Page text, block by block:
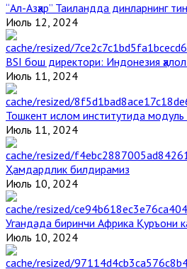
“Ал-Азҳар” Таиландда динларнинг
Июль 12, 2024
BSI бош директори: Индонезия
Июль 11, 2024
Тошкент ислом институтида
Июль 11, 2024
Ҳамдардлик билдирамиз
Июль 10, 2024
Угандада биринчи Aфрика Қуръони
Июль 10, 2024